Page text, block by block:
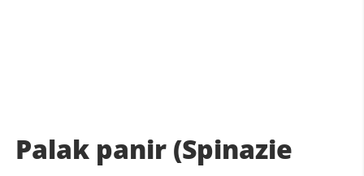
Palak panir (Spinazie